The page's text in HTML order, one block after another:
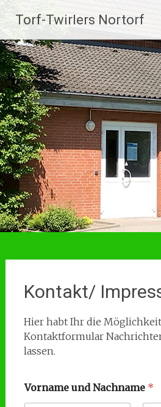
Inhalt
springen
Torf-Twirlers Nortorf
Kontakt/
Hier habt Ihr die
Kontaktformular
lassen.
Vorname und Nachname *